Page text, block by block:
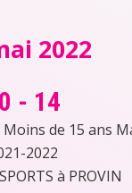
2022
- 14
Moins de 15 ans
2022
à PROVIN